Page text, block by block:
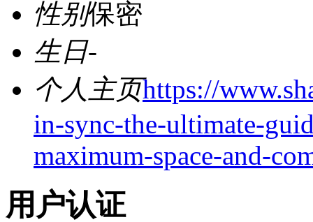
性别保密
生日-
个人主页https://
in-sync-the-ultimate-
maximum-space-and-
用户认证